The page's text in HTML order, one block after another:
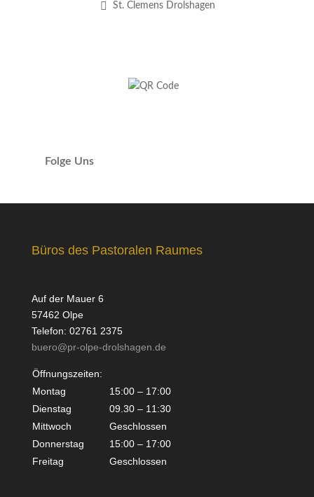
St. Clemens Drolshagen
Folge Uns
Büros des Pastoralen Raumes
Auf der Mauer 6
57462 Olpe
Telefon: 02761 2375
buero@pr-olpe-drolshagen.de
Öffnungszeiten:
Montag
15:00 – 17:00
Dienstag
09.30 – 11:30
Mittwoch
Geschlossen
Donnerstag
15:00 – 17:00
Freitag
Geschlossen